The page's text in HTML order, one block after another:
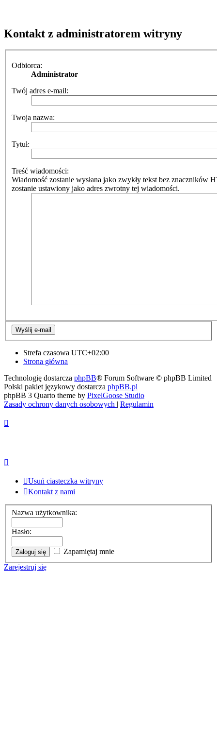
Kontakt z administratorem witryny
Odbiorca:
Administrator
Twój adres e-mail:
Twoja nazwa:
Tytuł:
Treść wiadomości:
Wiadomość zostanie wysłana jako zwykły tekst bez znaczników
zostanie ustawiony jako adres zwrotny tej wiadomości.
Strefa czasowa UTC+02:00
Strona główna
Technologię dostarcza phpBB® Forum Software © phpBB Limited
Polski pakiet językowy dostarcza phpBB.pl
phpBB 3 Quarto theme by PixelGoose Studio
Zasady ochrony danych osobowych | Regulamin
Usuń ciasteczka witryny
Kontakt z nami
Nazwa użytkownika:
Hasło:
Zapamiętaj mnie
Zarejestruj się